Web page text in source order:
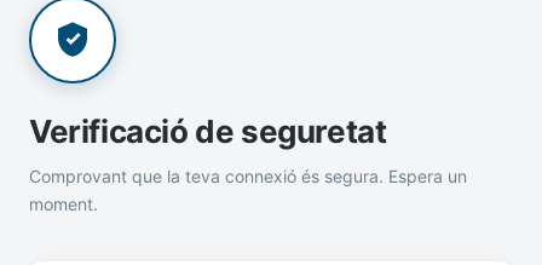
Verificació de seguretat
Comprovant que la teva connexió és segura. Espera un
moment.